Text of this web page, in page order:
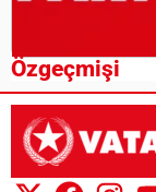
Özgeçmişi